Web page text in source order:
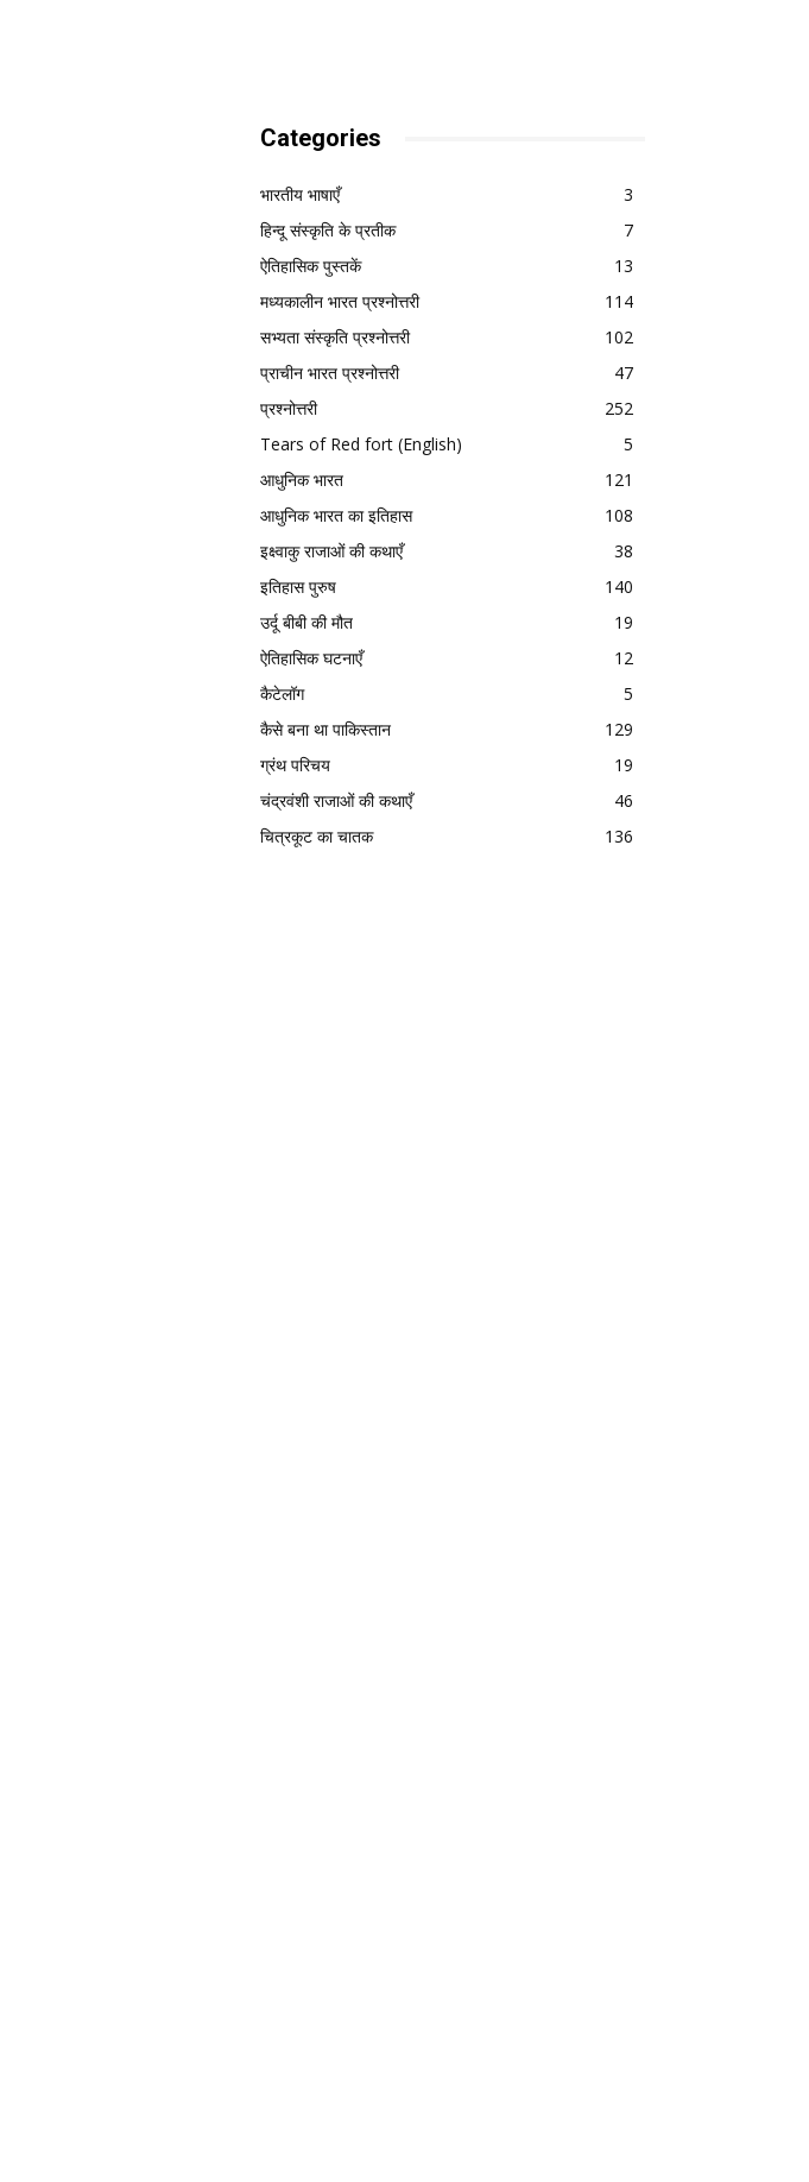
Categories
भारतीय भाषाएँ
3
हिन्दू संस्कृति के प्रतीक
7
ऐतिहासिक पुस्तकें
13
मध्यकालीन भारत प्रश्नोत्तरी
114
सभ्यता संस्कृति प्रश्नोत्तरी
102
प्राचीन भारत प्रश्नोत्तरी
47
प्रश्नोत्तरी
252
Tears of Red fort (English)
5
आधुनिक भारत
121
आधुनिक भारत का इतिहास
108
इक्ष्वाकु राजाओं की कथाएँ
38
इतिहास पुरुष
140
उर्दू बीबी की मौत
19
ऐतिहासिक घटनाएँ
12
कैटेलॉग
5
कैसे बना था पाकिस्तान
129
ग्रंथ परिचय
19
चंद्रवंशी राजाओं की कथाएँ
46
चित्रकूट का चातक
136